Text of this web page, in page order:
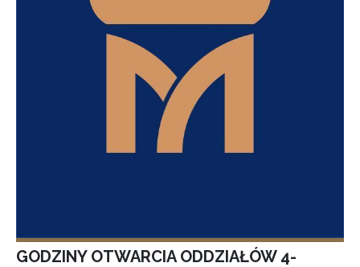
GODZINY OTWARCIA ODDZIAŁÓW 4-